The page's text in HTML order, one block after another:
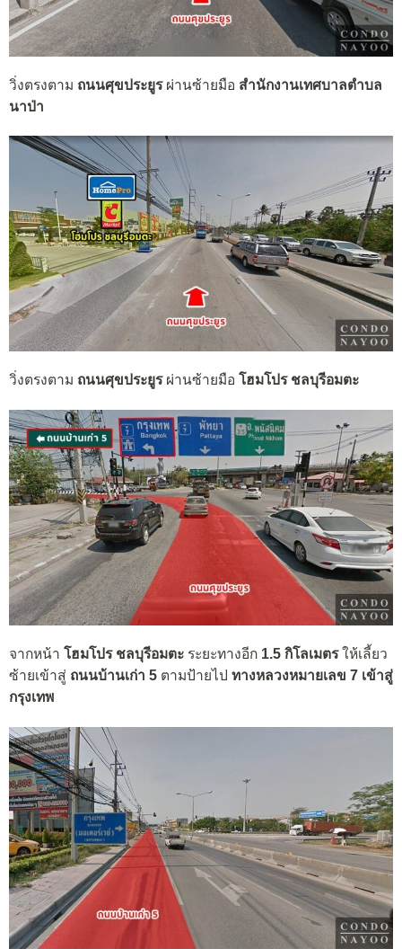
วิ่งตรงตาม ถนนศุขประยูรผ่านซ้ายมือ สำนักงานเทศบาลตำบล
นาป่า
วิ่งตรงตาม ถนนศุขประยูรผ่านซ้ายมือ โฮมโปร ชลบุรีอมตะ
จากหน้า โฮมโปร ชลบุรีอมตะ ระยะทางอีก 1.5 กิโลเมตรให้เลี้ยว
ซ้ายเข้าสู่ ถนนบ้านเก่า 5 ตามป้ายไป ทางหลวงหมายเลข 7 เข้าสู่
กรุงเทพ